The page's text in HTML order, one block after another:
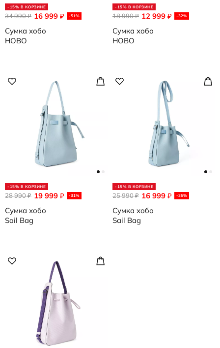
-15% В КОРЗИНЕ
16 999 ₽ -51%
34 990₽
Сумка хобо
HOBO
-15% В КОРЗИНЕ
12 999 ₽ -32%
18 990₽
Сумка хобо
HOBO
-15% В КОРЗИНЕ
19 999 ₽ -31%
28 990₽
Сумка хобо
Sail Bag
-15% В КОРЗИНЕ
16 999 ₽ -35%
25 990₽
Сумка хобо
Sail Bag